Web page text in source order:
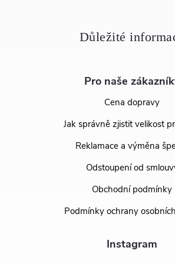
Pro naše
Cena dopravy
Jak správně zjistit velikost
Reklamace a výměna
Odstoupení od
Obchodní podmínky
Podmínky ochrany
Instagram